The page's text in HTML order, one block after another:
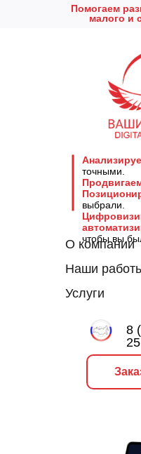
точными.
выбрали.
чтобы вы
Помогаем
малого и
О компании
Наши
Услуги
8
25